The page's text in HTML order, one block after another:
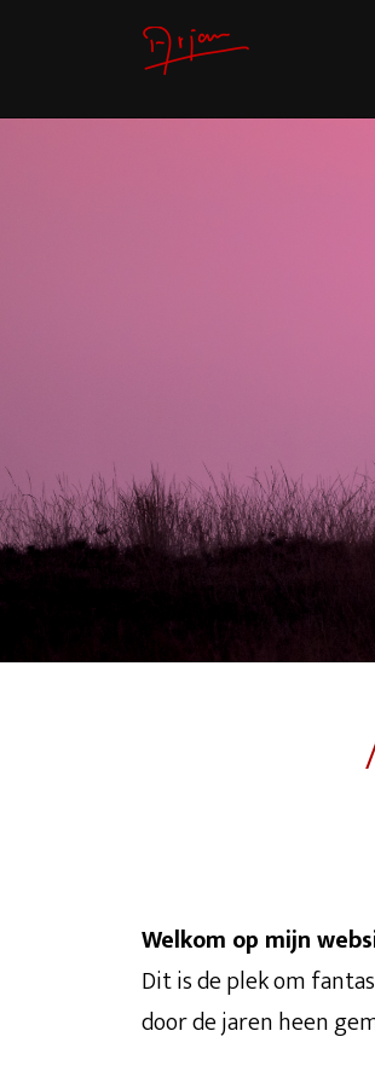
Welkom op mijn
Dit is de plek om
door de jaren heen